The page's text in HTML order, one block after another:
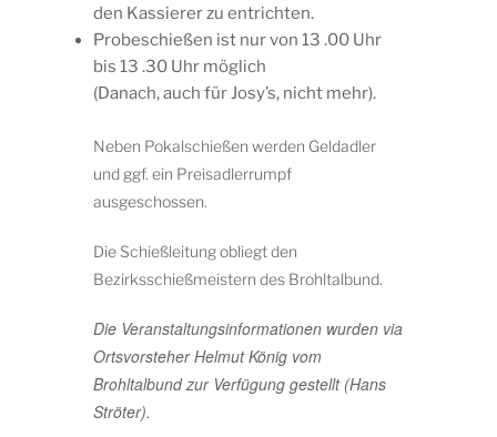
den Kassierer zu entrichten.
Probeschießen ist nur von 13 .00 Uhr
bis 13 .30 Uhr möglich
(Danach, auch für Josy’s, nicht mehr).
Neben Pokalschießen werden Geldadler
und ggf. ein Preisadlerrumpf
ausgeschossen.
Die Schießleitung obliegt den
Bezirksschießmeistern des Brohltalbund.
Die Veranstaltungsinformationen wurden via
Ortsvorsteher Helmut König vom
Brohltalbund zur Verfügung gestellt (Hans
Ströter).